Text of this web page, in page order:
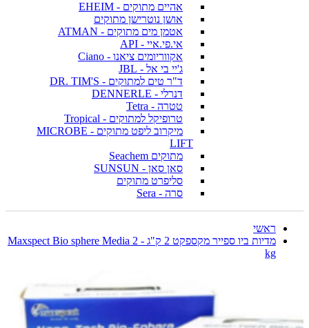
אהיים מתוקים - EHEIM
אושן נוטרישן מתוקים
אטמן מים מתוקים - ATMAN
אי.פי.איי - API
אקווריומים ציאנו - Ciano
ג'יי בי אל - JBL
ד"ר טים למתוקים - DR. TIM'S
דנרלי - DENNERLE
טטרה - Tetra
טרופיקל למתוקים - Tropical
מיקרוב ליפט מתוקים - MICROBE
LIFT
מתוקים Seachem
סאן סאן - SUNSUN
סליפרט מתוקים
סרה - Sera
ראשי
מדיות ביו ספייר מקספקט 2 ק"ג - Maxspect Bio sphere Media 2
kg